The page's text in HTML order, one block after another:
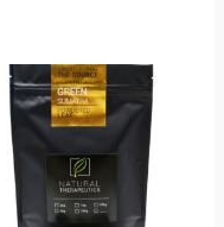
Price
range:
12,00 €
through
120,00 €